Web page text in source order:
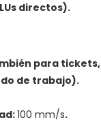
directos).
para tickets,
de trabajo).
100 mm/s.